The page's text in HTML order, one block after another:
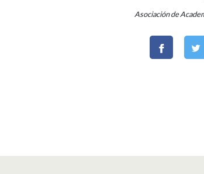
Asociación de